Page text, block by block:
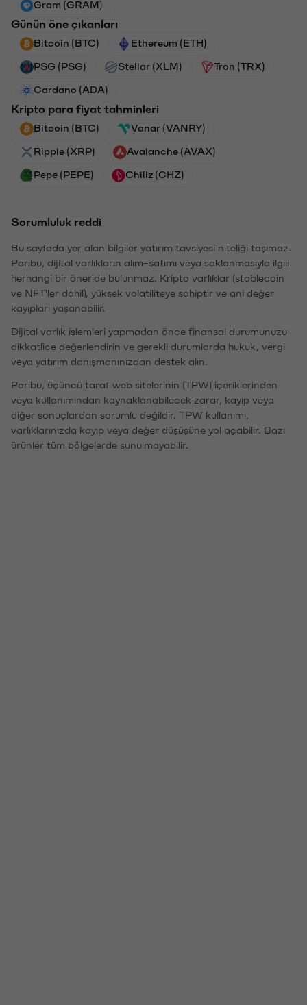
Gram (GRAM)
Günün öne çıkanları
Bitcoin (BTC) Ethereum (ETH)
PSG (PSG) Stellar (XLM) Tron (TRX)
Cardano (ADA)
Kripto para fiyat tahminleri
Bitcoin (BTC) Vanar (VANRY)
Ripple (XRP) Avalanche (AVAX)
Pepe (PEPE) Chiliz (CHZ)
Sorumluluk reddi
Bu sayfada yer alan bilgiler yatırım tavsiyesi niteliği taşımaz.
Paribu, dijital varlıkların alım-satımı veya saklanmasıyla ilgili
herhangi bir öneride bulunmaz. Kripto varlıklar (stablecoin
ve NFT'ler dahil), yüksek volatiliteye sahiptir ve ani değer
kayıpları yaşanabilir.
Dijital varlık işlemleri yapmadan önce finansal durumunuzu
dikkatlice değerlendirin ve gerekli durumlarda hukuk, vergi
veya yatırım danışmanınızdan destek alın.
Paribu, üçüncü taraf web sitelerinin (TPW) içeriklerinden
veya kullanımından kaynaklanabilecek zarar, kayıp veya
diğer sonuçlardan sorumlu değildir. TPW kullanımı,
varlıklarınızda kayıp veya değer düşüşüne yol açabilir. Bazı
ürünler tüm bölgelerde sunulmayabilir.